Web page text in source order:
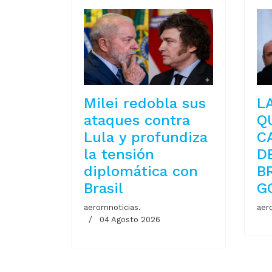
Milei redobla sus
ataques contra
Lula y profundiza
la tensión
diplomática con
Brasil
aeromnoticias.
04 Agosto 2026